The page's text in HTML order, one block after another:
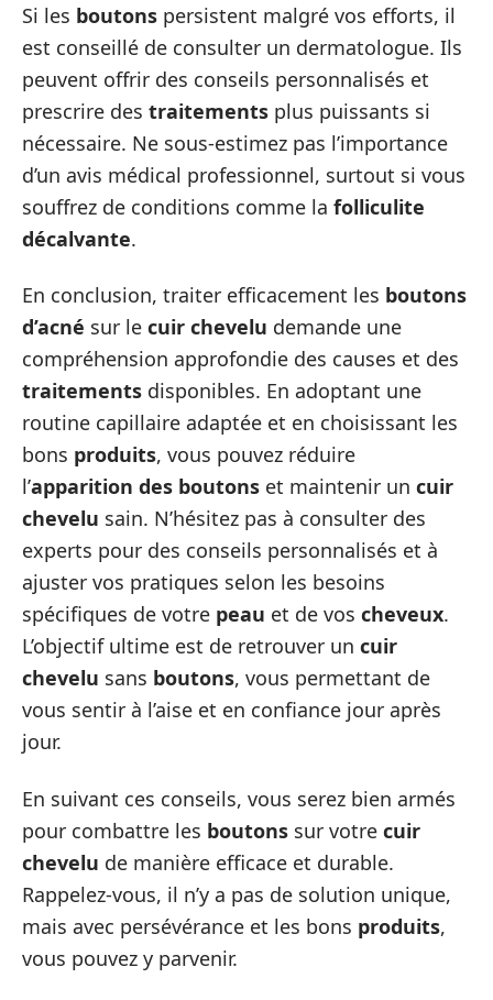
Si les boutons persistent malgré vos efforts, il
est conseillé de consulter un dermatologue. Ils
peuvent offrir des conseils personnalisés et
prescrire des traitements plus puissants si
nécessaire. Ne sous-estimez pas l’importance
d’un avis médical professionnel, surtout si vous
souffrez de conditions comme la folliculite
décalvante.
En conclusion, traiter efficacement les boutons
d’acné sur le cuir chevelu demande une
compréhension approfondie des causes et des
traitements disponibles. En adoptant une
routine capillaire adaptée et en choisissant les
bons produits, vous pouvez réduire
l’apparition des boutons et maintenir un cuir
chevelu sain. N’hésitez pas à consulter des
experts pour des conseils personnalisés et à
ajuster vos pratiques selon les besoins
spécifiques de votre peau et de vos cheveux.
L’objectif ultime est de retrouver un cuir
chevelu sans boutons, vous permettant de
vous sentir à l’aise et en confiance jour après
jour.
En suivant ces conseils, vous serez bien armés
pour combattre les boutons sur votre cuir
chevelu de manière efficace et durable.
Rappelez-vous, il n’y a pas de solution unique,
mais avec persévérance et les bons produits,
vous pouvez y parvenir.